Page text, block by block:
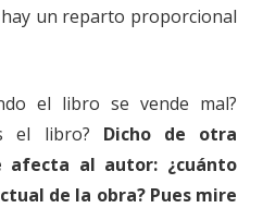
un reparto proporcional
el libro se vende mal?
el libro? Dicho de otra
al autor: ¿cuánto
de la obra? Pues mire